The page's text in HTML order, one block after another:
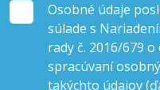
Osobné údaje
súlade s
rady č. 2016/679
spracúvaní
takýchto údajov